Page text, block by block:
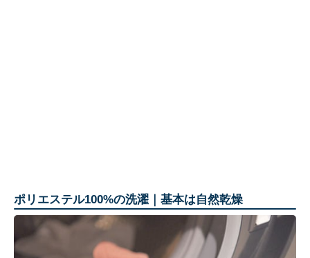
ポリエステル100%の洗濯｜基本は自然乾燥